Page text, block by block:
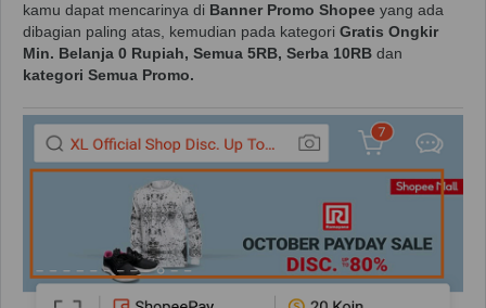
kamu dapat mencarinya di Banner Promo Shopee yang ada
dibagian paling atas, kemudian pada kategori Gratis Ongkir
Min. Belanja 0 Rupiah, Semua 5RB, Serba 10RB dan
kategori Semua Promo.